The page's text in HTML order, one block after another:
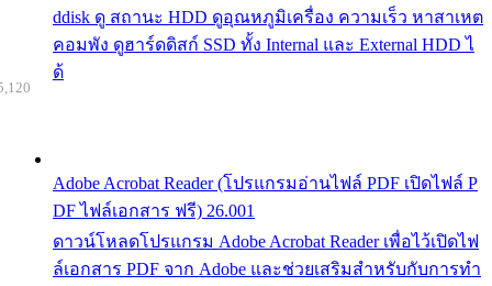
ddisk ดู สถานะ HDD ดูอุณหภูมิเครื่อง ความเร็ว หาสาเหต
คอมพัง ดูฮาร์ดดิสก์ SSD ทั้ง Internal และ External HDD ไ
ด้
Adobe Acrobat Reader (โปรแกรมอ่านไฟล์ PDF เปิดไฟล์ P
DF ไฟล์เอกสาร ฟรี) 26.001
ดาวน์โหลดโปรแกรม Adobe Acrobat Reader เพื่อไว้เปิดไฟ
ล์เอกสาร PDF จาก Adobe และช่วยเสริมสำหรับกับการทำ